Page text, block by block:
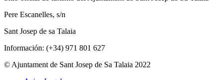
Pere Escanelles, s/n
Sant Josep de sa Talaia
Información: (+34) 971 801 627
© Ajuntament de Sant Josep de Sa Talaia 2022